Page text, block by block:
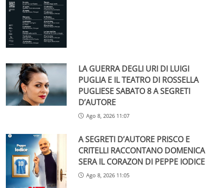
LA GUERRA DEGLI URI DI LUIGI
PUGLIA E IL TEATRO DI ROSSELLA
PUGLIESE SABATO 8 A SEGRETI
D’AUTORE
Ago 8, 2026 11:07
A SEGRETI D’AUTORE PRISCO E
CRITELLI RACCONTANO DOMENICA
SERA IL CORAZON DI PEPPE IODICE
Ago 8, 2026 11:05